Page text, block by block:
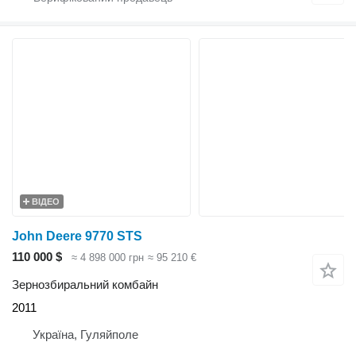
ВІДЕО
John Deere 9770 STS
110 000 $
≈ 4 898 000 грн ≈ 95 210 €
Зернозбиральний комбайн
2011
Україна, Гуляйполе